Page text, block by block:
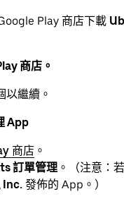
Play 商店下載
商店。
以繼續。
App
商店 。
訂單管理 。（注意：
Inc. 發佈的 App。）